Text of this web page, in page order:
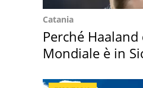
Catania
Perché
Mondiale è in